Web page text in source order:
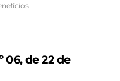
06, de 22 de